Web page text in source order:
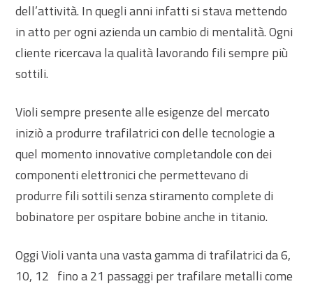
dell’attività. In quegli anni infatti si stava mettendo
in atto per ogni azienda un cambio di mentalità. Ogni
cliente ricercava la qualità lavorando fili sempre più
sottili.
Violi sempre presente alle esigenze del mercato
iniziò a produrre trafilatrici con delle tecnologie a
quel momento innovative completandole con dei
componenti elettronici che permettevano di
produrre fili sottili senza stiramento complete di
bobinatore per ospitare bobine anche in titanio.
Oggi Violi vanta una vasta gamma di trafilatrici da 6,
10, 12 fino a 21 passaggi per trafilare metalli come